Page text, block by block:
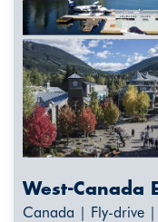
West-Canada
Canada | Fly-drive